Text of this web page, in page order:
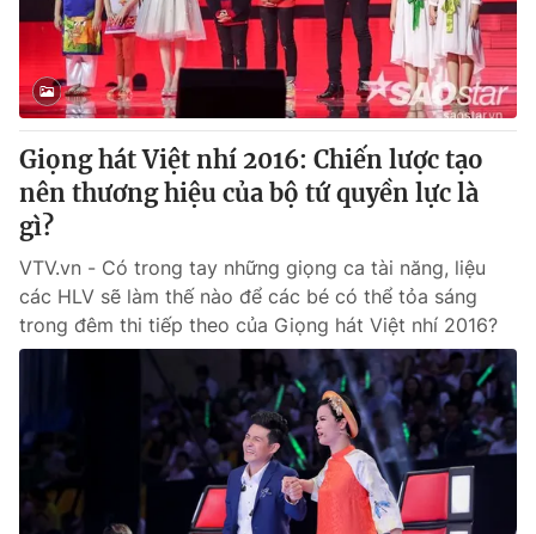
Sản phẩm
Thị trường
Tư vấn
Lịch phát sóng
Chuyên mục khác
Emagazine Podcast
Photo Infographic
Video Shorts video
VTV Money VTV Thể thao
VTV Sức khoẻ Bất động sản
Giọng hát Việt nhí 2016: Chiến lược tạo
nên thương hiệu của bộ tứ quyền lực là
gì?
VTV.vn - Có trong tay những giọng ca tài năng, liệu
các HLV sẽ làm thế nào để các bé có thể tỏa sáng
trong đêm thi tiếp theo của Giọng hát Việt nhí 2016?